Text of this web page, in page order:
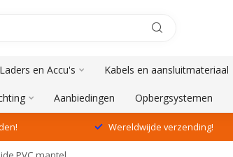
en Accu's Kabels en aansluitmateriaal
Aanbiedingen Opbergsystemen
Wereldwijde verzending!